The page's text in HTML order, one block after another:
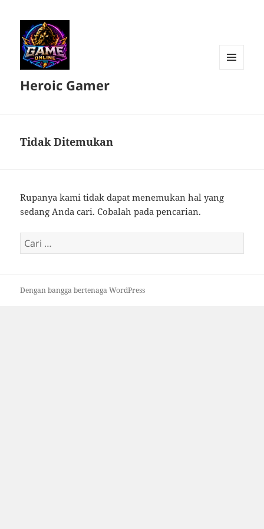
Heroic Gamer
Tidak Ditemukan
Rupanya kami tidak dapat menemukan hal yang
sedang Anda cari. Cobalah pada pencarian.
Cari
untuk:
Dengan bangga bertenaga WordPress